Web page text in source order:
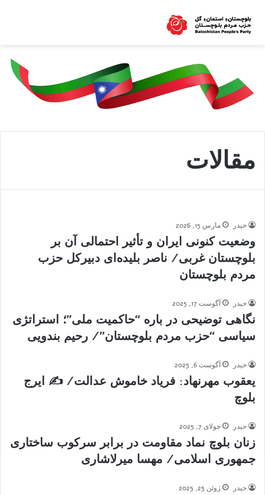
مقالات
حیدر مارس 15, 2026
وضعیت کنونی ایران و تأثیر احتمالی آن بر
بلوچستان غربی/ ناصر بلیده‌ای دبیرکل حزب
مردم بلوچستان
حیدر آگوست 17, 2025
نگاھى توضيحی در باره “حاکمیت ملی”؛ استراتژی
سياسى “حزب مردم بلوچستان”/ رحیم بندویی
حیدر آگوست 6, 2025
یعقوب مهرنهاد: فریاد خاموش عدالت/ ✍ ایرج
بلوچ
حیدر جولای 7, 2025
زنان بلوچ نماد مقاومت در برابر سرکوب ساختاری
جمهوری اسلامی/ مهسا میرلاشاری
حیدر ژوئن 25, 2025